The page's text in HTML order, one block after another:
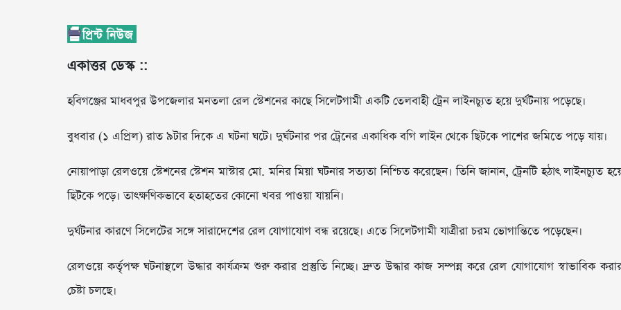
একাত্তর ডেস্ক ::
হবিগঞ্জের মাধবপুর উপজেলার মনতলা রেল স্টেশনের কাছে সিলেটগামী একটি তেলবাহী ট্রেন লাইনচ্যুত হয়ে দুর্ঘটনায় পড়েছে।
বুধবার (১ এপ্রিল) রাত ৯টার দিকে এ ঘটনা ঘটে। দুর্ঘটনার পর ট্রেনের একাধিক বগি লাইন থেকে ছিটকে পাশের জমিতে পড়ে যায়।
নোয়াপাড়া রেলওয়ে স্টেশনের স্টেশন মাস্টার মো. মনির মিয়া ঘটনার সত্যতা নিশ্চিত করেছেন। তিনি জানান, ট্রেনটি হঠাৎ লাইনচ্যুত
ছিটকে পড়ে। তাৎক্ষণিকভাবে হতাহতের কোনো খবর পাওয়া যায়নি।
দুর্ঘটনার কারণে সিলেটের সঙ্গে সারাদেশের রেল যোগাযোগ বন্ধ রয়েছে। এতে সিলেটগামী যাত্রীরা চরম ভোগান্তিতে পড়েছেন।
রেলওয়ে কর্তৃপক্ষ ঘটনাস্থলে উদ্ধার কার্যক্রম শুরু করার প্রস্তুতি নিচ্ছে। দ্রুত উদ্ধার কাজ সম্পন্ন করে রেল যোগাযোগ স্বাভাবিক
চেষ্টা চলছে।